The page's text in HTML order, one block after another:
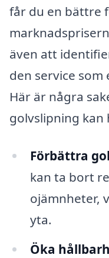
får du en bättre
även att
den service
Här är några
golvslipning kan
Förbättra
kan ta bort
ojämnheter,
yta.
Öka